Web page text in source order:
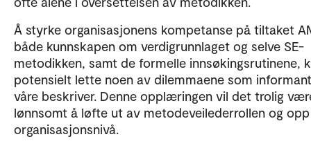
Å styrke organisasjonens kompetanse på tiltaket
både kunnskapen om verdigrunnlaget og selve SE-
metodikken, samt de formelle innsøkingsrutinene,
potensielt lette noen av dilemmaene som
våre beskriver. Denne opplæringen vil det trolig
lønnsomt å løfte ut av metodeveilederrollen og
organisasjonsnivå.